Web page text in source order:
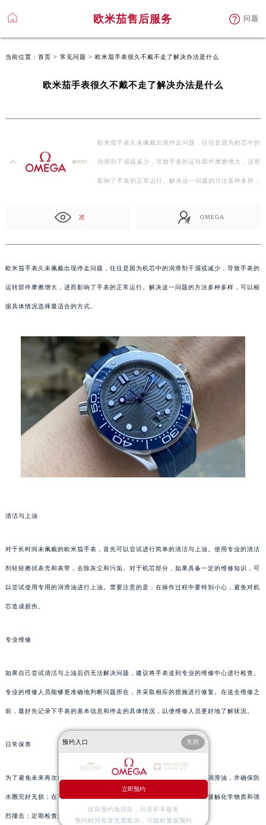
欧米茄售后服务 问题
当前位置： 首页 > 常见问题 > 欧米茄手表很久不戴不走了解决办法是什么
欧米茄手表很久不戴不走了解决办法是什么
欧米茄手表久未佩戴出现停走问题，往往是因为机芯中的
润滑剂干涸或减少，导致手表的运转部件摩擦增大，进而
影响了手表的正常运行。解决这一问题的方法多种多样…
次 OMEGA
欧米茄手表久未佩戴出现停走问题，往往是因为机芯中的润滑剂干涸或减少，导致手表的
运转部件摩擦增大，进而影响了手表的正常运行。解决这一问题的方法多种多样，可以根
据具体情况选择最适合的方式。
清洁与上油
对于长时间未佩戴的欧米茄手表，首先可以尝试进行简单的清洁与上油。使用专业的清洁
剂轻轻擦拭表壳和表带，去除灰尘和污垢。对于机芯部分，如果具备一定的维修知识，可
以尝试使用专用的润滑油进行上油。需要注意的是，在操作过程中要特别小心，避免对机
芯造成损伤。
专业维修
如果自己尝试清洁与上油后仍无法解决问题，建议将手表送到专业的维修中心进行检查。
专业的维修人员能够更准确地判断问题所在，并采取相应的措施进行修复。在送去维修之
前，最好先记录下手表的基本信息和停走的具体情况，以便维修人员更好地了解状况。
日常保养
为了避免未来再次出现类似问题，日常保养同样重要。定期为手表更换润滑油，并确保防
水圈完好无损；在不佩戴时尽量将手表存放在干燥、阴凉的地方；避免接触化学物质和强
烈撞击；定期检查并调整表带松紧度等。
预约入口 关闭
立即预约
提前预约免排队，到店即享服务
预约时间有变无需取消，可随时重新预约